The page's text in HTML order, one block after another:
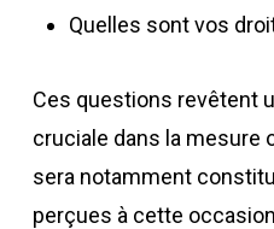
Quelles sont vos
Ces questions revêtent
cruciale dans la mesure
sera notamment
perçues à cette